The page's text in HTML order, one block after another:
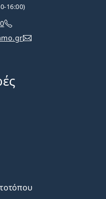
16:00)